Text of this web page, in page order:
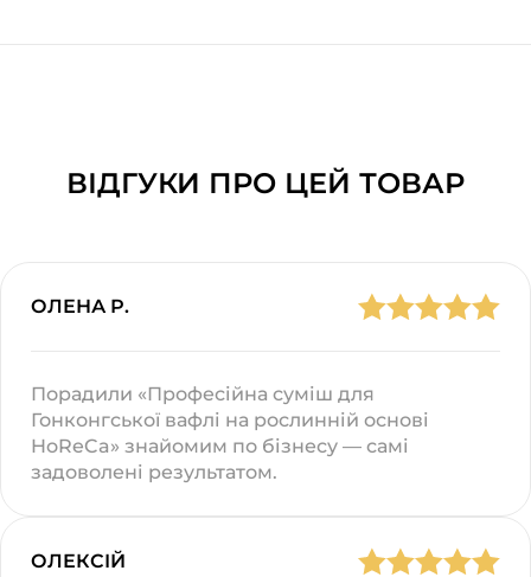
ВІДГУКИ ПРО ЦЕЙ ТОВАР
ОЛЕНА Р.
Порадили «Професійна суміш для
Гонконгської вафлі на рослинній основі
HoReCa» знайомим по бізнесу — самі
задоволені результатом.
ОЛЕКСІЙ